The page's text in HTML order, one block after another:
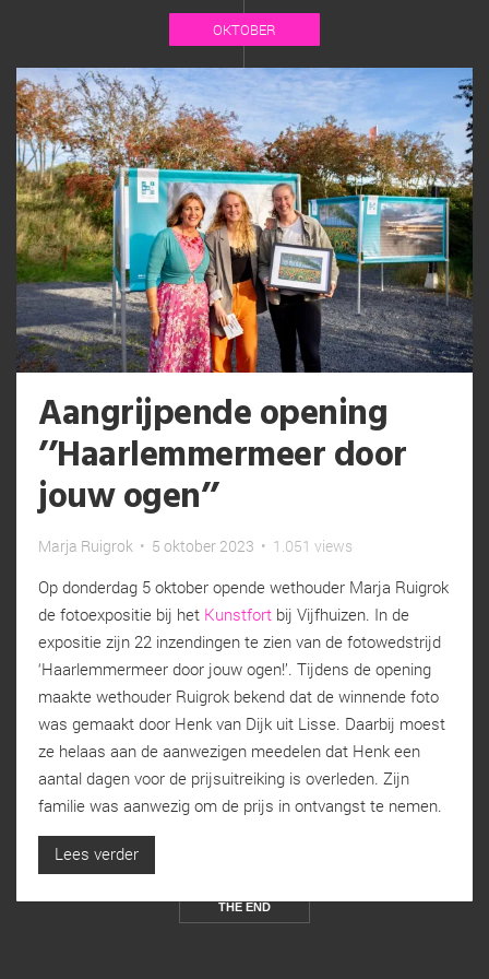
OKTOBER
Aangrijpende opening
’’Haarlemmermeer door
jouw ogen’’
Marja Ruigrok • 5 oktober 2023 • 1.051 views
Op donderdag 5 oktober opende wethouder Marja Ruigrok
de fotoexpositie bij het Kunstfort bij Vijfhuizen. In de
expositie zijn 22 inzendingen te zien van de fotowedstrijd
‘Haarlemmermeer door jouw ogen!’. Tijdens de opening
maakte wethouder Ruigrok bekend dat de winnende foto
was gemaakt door Henk van Dijk uit Lisse. Daarbij moest
ze helaas aan de aanwezigen meedelen dat Henk een
aantal dagen voor de prijsuitreiking is overleden. Zijn
familie was aanwezig om de prijs in ontvangst te nemen.
Lees verder
THE END